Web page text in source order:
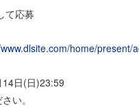
て応募
home/present/
日(日)23:59
い。